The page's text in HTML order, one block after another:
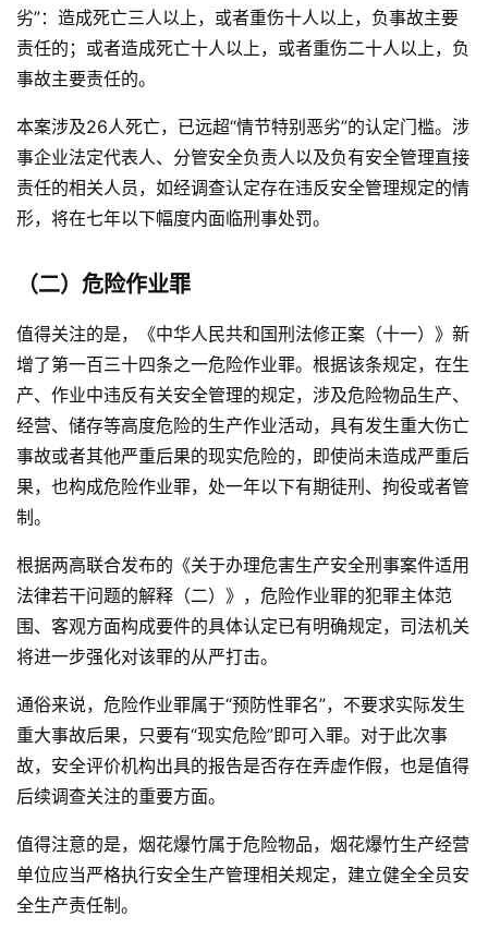
劣”：造成死亡三人以上，或者重伤十人以上，负事故主要
责任的；或者造成死亡十人以上，或者重伤二十人以上，负
事故主要责任的。
本案涉及26人死亡，已远超“情节特别恶劣”的认定门槛。涉
事企业法定代表人、分管安全负责人以及负有安全管理直接
责任的相关人员，如经调查认定存在违反安全管理规定的情
形，将在七年以下幅度内面临刑事处罚。
（二）危险作业罪
值得关注的是，《中华人民共和国刑法修正案（十一）》新
增了第一百三十四条之一危险作业罪。根据该条规定，在生
产、作业中违反有关安全管理的规定，涉及危险物品生产、
经营、储存等高度危险的生产作业活动，具有发生重大伤亡
事故或者其他严重后果的现实危险的，即使尚未造成严重后
果，也构成危险作业罪，处一年以下有期徒刑、拘役或者管
制。
根据两高联合发布的《关于办理危害生产安全刑事案件适用
法律若干问题的解释（二）》，危险作业罪的犯罪主体范
围、客观方面构成要件的具体认定已有明确规定，司法机关
将进一步强化对该罪的从严打击。
通俗来说，危险作业罪属于“预防性罪名”，不要求实际发生
重大事故后果，只要有“现实危险”即可入罪。对于此次事
故，安全评价机构出具的报告是否存在弄虚作假，也是值得
后续调查关注的重要方面。
值得注意的是，烟花爆竹属于危险物品，烟花爆竹生产经营
单位应当严格执行安全生产管理相关规定，建立健全全员安
全生产责任制。